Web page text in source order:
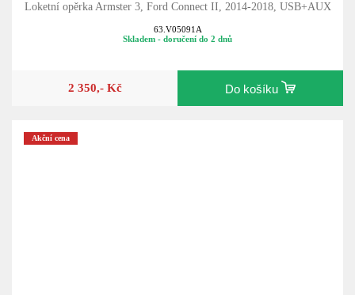
Loketní opěrka Armster 3, Ford Connect II, 2014-2018, USB+AUX
63.V05091A
Skladem - doručení do 2 dnů
2 350,- Kč Do košíku
Akční cena